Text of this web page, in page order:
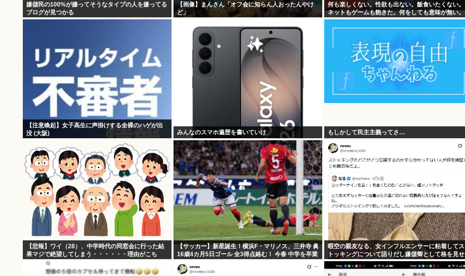
嫌儲民の100%が嫌ってそうなタイプの人を嫌ってる
ブログが見つかる
【画像】まんさん「オフ会に知らん人おったんやけ
ど」
何も楽しくない。性欲も出ない。飯食いたくない。
ネットもゲームも飽きた。何をしても意味が無い。
安倍晋三
【注意喚起】女子高生に声掛けする全裸のハゲが出
没 (大阪)
みんなのスマホ遍歴を書いていけ もしかして民主主義ってさ…
【悲報】ワイ（28）、中学時代の同窓会に行った結
果マジで絶望してしまう・・・・・・理由がこち
ら・・・・・・
【サッカー】新星誕生！横浜F・マリノス、三井寺 眞
16歳4カ月5日ゴール 全3得点絡む！ 今春 中学を卒業
暇空の親友なる、女インフルエンサーに粘着してス
トッキングについて語りだし嫌儲卿として格を見せ
つける